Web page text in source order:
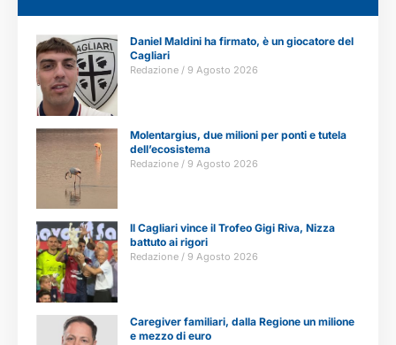
Daniel Maldini ha firmato, è un giocatore del
Cagliari
Redazione 9 Agosto 2026
Molentargius, due milioni per ponti e tutela
dell’ecosistema
Redazione 9 Agosto 2026
Il Cagliari vince il Trofeo Gigi Riva, Nizza
battuto ai rigori
Redazione 9 Agosto 2026
Caregiver familiari, dalla Regione un milione
e mezzo di euro